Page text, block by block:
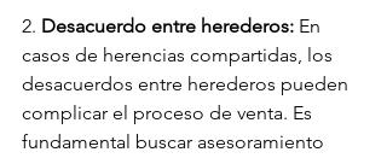
2. Desacuerdo entre herederos: En
casos de herencias compartidas, los
desacuerdos entre herederos pueden
complicar el proceso de venta. Es
fundamental buscar asesoramiento